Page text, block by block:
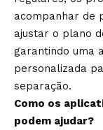
acompanhar de
ajustar o plano
garantindo uma
personalizada
separação.
Como os
podem ajudar?